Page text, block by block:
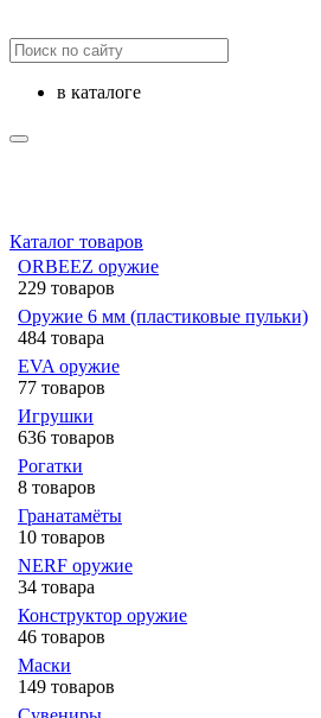
в каталоге
Каталог товаров
ORBEEZ оружие
229 товаров
Оружие 6 мм (пластиковые пульки)
484 товара
EVA оружие
77 товаров
Игрушки
636 товаров
Рогатки
8 товаров
Гранатамёты
10 товаров
NERF оружие
34 товара
Конструктор оружие
46 товаров
Маски
149 товаров